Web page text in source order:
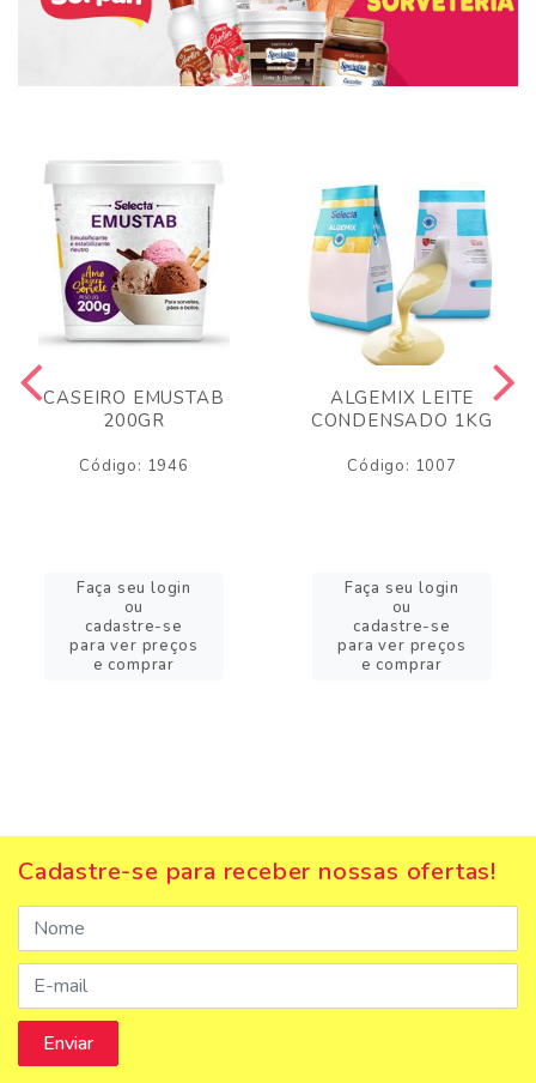
CASEIRO EMUSTAB
200GR
Código: 1946
Faça seu login
ou
cadastre-se
para ver preços
e comprar
ALGEMIX LEITE
CONDENSADO 1KG
Código: 1007
Faça seu login
ou
cadastre-se
para ver preços
e comprar
Cadastre-se para receber nossas ofertas!